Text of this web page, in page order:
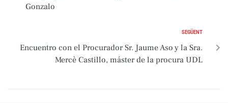
Gonzalo
SEGÜENT
Encuentro con el Procurador Sr. Jaume Aso y la Sra.
Mercè Castillo, máster de la procura UDL